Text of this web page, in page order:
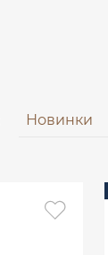
Новинки